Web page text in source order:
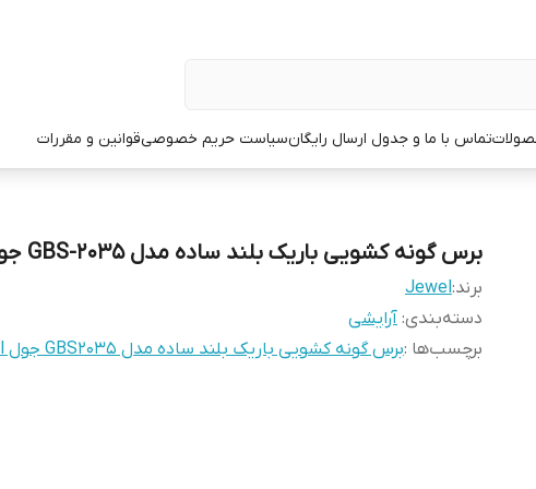
تماس با ما و جدول ارسال رایگانسیاست حریم خصوصیقوانین و مقررات
برس گونه کشویی باریک بلند ساده مدل GBS-2035 جول Jewel
برند:Jewel
دسته‌بندی: آرایشی
برچسب‌ها :برس گونه کشویی باریک بلند ساده مدل GBS2035 جول Jewel